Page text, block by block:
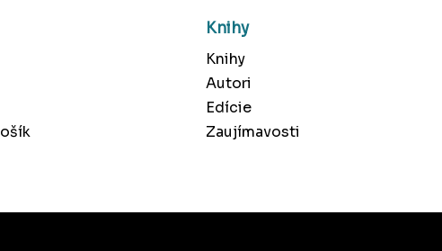
Knihy
Knihy
Autori
Edície
Zaujímavosti